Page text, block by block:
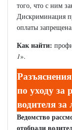
того, что с ним
Дискриминация
оплаты
Как найти:
1».
по уходу за
водителя
Ведомство
отобрали